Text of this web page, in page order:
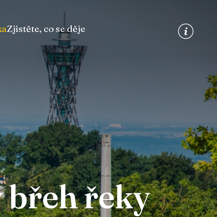
Zjistěte, co se děje
břeh řeky